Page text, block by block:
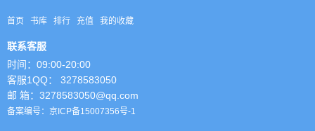
首页 书库 排行 充值 我的收藏
联系客服
时间：09:00-20:00
客服1QQ： 3278583050
邮 箱：3278583050@qq.com
备案编号：京ICP备15007356号-1